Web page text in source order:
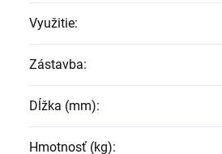
Využitie:
Zástavba:
Dĺžka (mm):
Hmotnosť (kg):